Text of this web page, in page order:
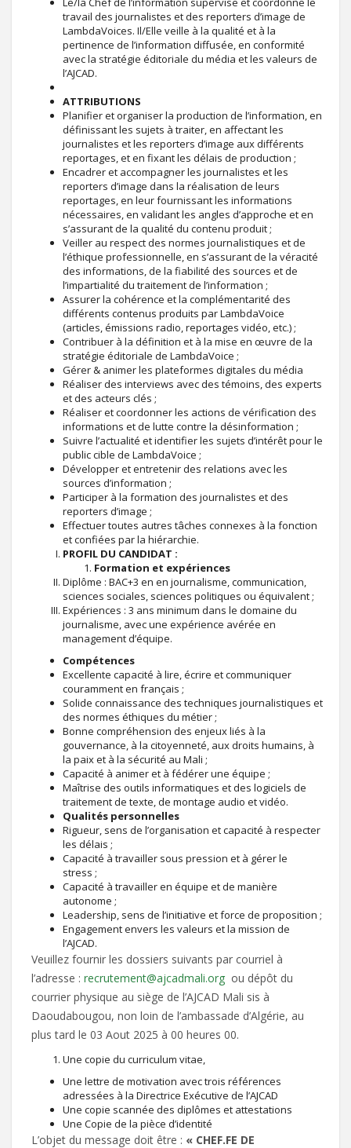
travail des journalistes et des reporters d’image de
LambdaVoices. Il/Elle veille à la qualité et à la
pertinence de l’information diffusée, en conformité
avec la stratégie éditoriale du média et les valeurs de
l’AJCAD.
ATTRIBUTIONS
Planifier et organiser la production de l’information, en
définissant les sujets à traiter, en affectant les
journalistes et les reporters d’image aux différents
reportages, et en fixant les délais de production ;
Encadrer et accompagner les journalistes et les
reporters d’image dans la réalisation de leurs
reportages, en leur fournissant les informations
nécessaires, en validant les angles d’approche et en
s’assurant de la qualité du contenu produit ;
Veiller au respect des normes journalistiques et de
l’éthique professionnelle, en s’assurant de la véracité
des informations, de la fiabilité des sources et de
l’impartialité du traitement de l’information ;
Assurer la cohérence et la complémentarité des
différents contenus produits par LambdaVoice
(articles, émissions radio, reportages vidéo, etc.) ;
Contribuer à la définition et à la mise en œuvre de la
stratégie éditoriale de LambdaVoice ;
Gérer & animer les plateformes digitales du média
Réaliser des interviews avec des témoins, des experts
et des acteurs clés ;
Réaliser et coordonner les actions de vérification des
informations et de lutte contre la désinformation ;
Suivre l’actualité et identifier les sujets d’intérêt pour le
public cible de LambdaVoice ;
Développer et entretenir des relations avec les
sources d’information ;
Participer à la formation des journalistes et des
reporters d’image ;
Effectuer toutes autres tâches connexes à la fonction
et confiées par la hiérarchie.
PROFIL DU CANDIDAT :
Formation et expériences
Diplôme : BAC+3 en en journalisme, communication,
sciences sociales, sciences politiques ou équivalent ;
Expériences : 3 ans minimum dans le domaine du
journalisme, avec une expérience avérée en
management d’équipe.
Compétences
Excellente capacité à lire, écrire et communiquer
couramment en français ;
Solide connaissance des techniques journalistiques et
des normes éthiques du métier ;
Bonne compréhension des enjeux liés à la
gouvernance, à la citoyenneté, aux droits humains, à
la paix et à la sécurité au Mali ;
Capacité à animer et à fédérer une équipe ;
Maîtrise des outils informatiques et des logiciels de
traitement de texte, de montage audio et vidéo.
Qualités personnelles
Rigueur, sens de l’organisation et capacité à respecter
les délais ;
Capacité à travailler sous pression et à gérer le
stress ;
Capacité à travailler en équipe et de manière
autonome ;
Leadership, sens de l’initiative et force de proposition ;
Engagement envers les valeurs et la mission de
l’AJCAD.
Veuillez fournir les dossiers suivants par courriel à
l’adresse : recrutement@ajcadmali.org ou dépôt du
courrier physique au siège de l’AJCAD Mali sis à
Daoudabougou, non loin de l’ambassade d’Algérie, au
plus tard le 03 Aout 2025 à 00 heures 00.
Une copie du curriculum vitae,
Une lettre de motivation avec trois références
adressées à la Directrice Exécutive de l’AJCAD
Une copie scannée des diplômes et attestations
Une Copie de la pièce d’identité
L’objet du message doit être : « CHEF.FE DE